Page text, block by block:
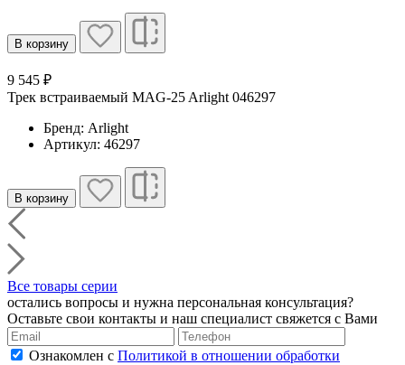
В корзину
9 545 ₽
Трек встраиваемый MAG-25 Arlight 046297
Бренд: Arlight
Артикул: 46297
В корзину
Все товары серии
остались вопросы и нужна персональная консультация?
Оставьте свои контакты и наш специалист свяжется с Вами
Ознакомлен с Политикой в отношении обработки